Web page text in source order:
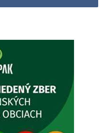
dovolenky. Akútne
zvážať komunálny odpad.